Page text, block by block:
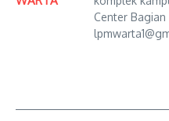
Center Bagian